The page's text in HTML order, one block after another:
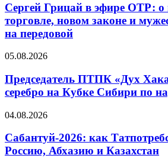
Сергей Грицай в эфире ОТР: о
торговле, новом законе и
на передовой
05.08.2026
Председатель ПТПК «Дух
серебро на Кубке Сибири по
04.08.2026
Сабантуй-2026: как
Россию, Абхазию и Казахстан